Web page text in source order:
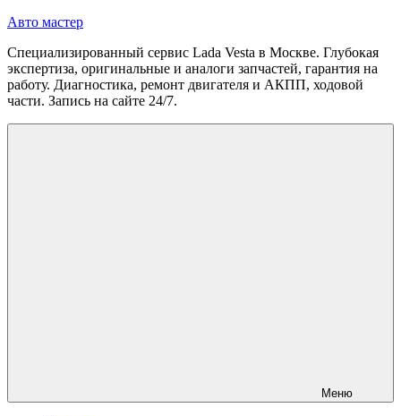
Перейти
содержимому
Авто мастер
Специализированный сервис Lada Vesta в Москве. Глубокая
экспертиза, оригинальные и аналоги запчастей, гарантия на
работу. Диагностика, ремонт двигателя и АКПП, ходовой
части. Запись на сайте 24/7.
Меню